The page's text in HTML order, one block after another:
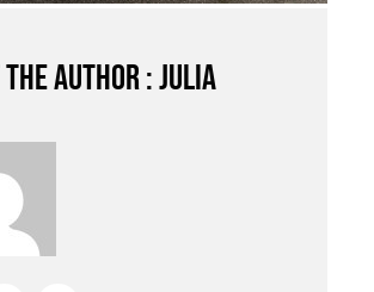
the author : Julia